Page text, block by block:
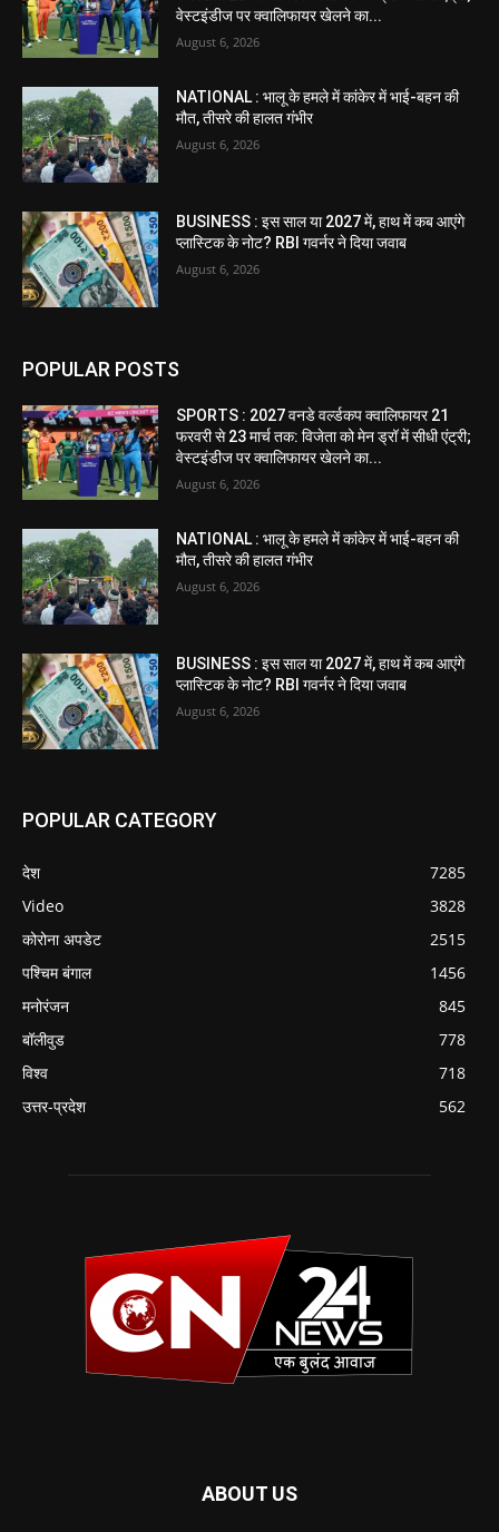
वेस्टइंडीज पर क्वालिफायर खेलने का...
August 6, 2026
NATIONAL : भालू के हमले में कांकेर में भाई-बहन की
मौत, तीसरे की हालत गंभीर
August 6, 2026
BUSINESS : इस साल या 2027 में, हाथ में कब आएंगे
प्लास्टिक के नोट? RBI गवर्नर ने दिया जवाब
August 6, 2026
POPULAR POSTS
SPORTS : 2027 वनडे वर्ल्डकप क्वालिफायर 21
फरवरी से 23 मार्च तक: विजेता को मेन ड्रॉ में सीधी एंट्री;
वेस्टइंडीज पर क्वालिफायर खेलने का...
August 6, 2026
NATIONAL : भालू के हमले में कांकेर में भाई-बहन की
मौत, तीसरे की हालत गंभीर
August 6, 2026
BUSINESS : इस साल या 2027 में, हाथ में कब आएंगे
प्लास्टिक के नोट? RBI गवर्नर ने दिया जवाब
August 6, 2026
POPULAR CATEGORY
देश
7285
Video
3828
कोरोना अपडेट
2515
पश्चिम बंगाल
1456
मनोरंजन
845
बॉलीवुड
778
विश्व
718
उत्तर-प्रदेश
562
ABOUT US